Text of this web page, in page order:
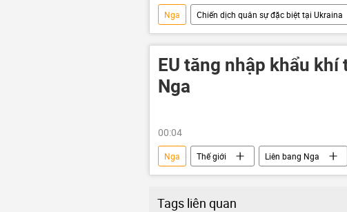
Nga Chiến dịch quân sự đặc biệt tại Ukraina
Quân đội Ukraina
Cuộc khủng hoảng
xung đột quân sự
EU tăng nhập khẩu
Nga
00:04
Nga Thế giới Liên bang Nga
dầu khí
EU
Tags liên quan